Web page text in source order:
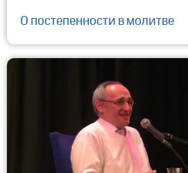
О постепенности в молитве